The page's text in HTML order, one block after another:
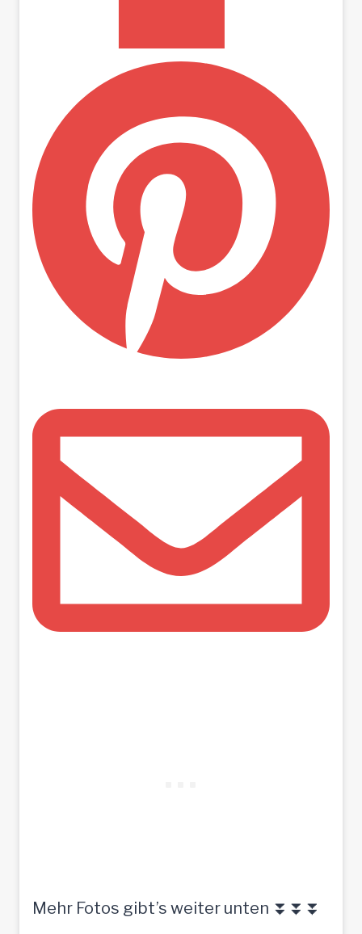
Mehr Fotos gibt’s weiter unten ⏬⏬⏬